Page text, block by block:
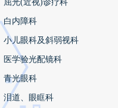
屈光(近视)诊疗科
白内障科
小儿眼科及斜弱视科
医学验光配镜科
青光眼科
泪道、眼眶科